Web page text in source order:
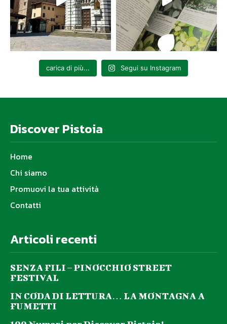
carica di più... Segui su Instagram
Discover Pistoia
Home
Chi siamo
Promuovi la tua attività
Contatti
Articoli recenti
SENZA FILI – PINOCCHIO STREET
FESTIVAL
IN CODA DI LETTURA… LA MONTAGNA A
FUMETTI